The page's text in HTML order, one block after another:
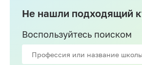
Не нашли подходящий
Воспользуйтесь поиском